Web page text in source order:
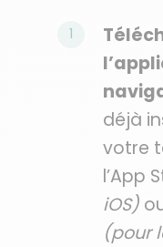
déjà
votre
l’App
iOS)
(pour